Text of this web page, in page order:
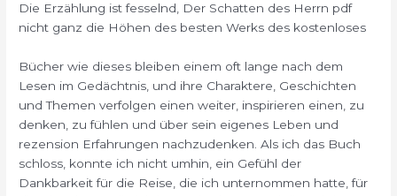
Die Erzählung ist fesselnd, Der Schatten des Herrn pdf
nicht ganz die Höhen des besten Werks des kostenloses
Bücher wie dieses bleiben einem oft lange nach dem
Lesen im Gedächtnis, und ihre Charaktere, Geschichten
und Themen verfolgen einen weiter, inspirieren einen, zu
denken, zu fühlen und über sein eigenes Leben und
rezension Erfahrungen nachzudenken. Als ich das Buch
schloss, konnte ich nicht umhin, ein Gefühl der
Dankbarkeit für die Reise, die ich unternommen hatte, für